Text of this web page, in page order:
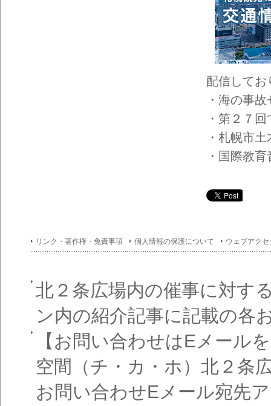
配信してお
・海の事
・第２７
・札幌市
・国際教
リンク・著作権・免責事項 個人情報の保護について ウェブアク
北２条広場内の催事に対す
ン内の紹介記事に記載の各
【お問い合わせはEメール
空間（チ・カ・ホ）北２条
お問い合わせEメール宛先